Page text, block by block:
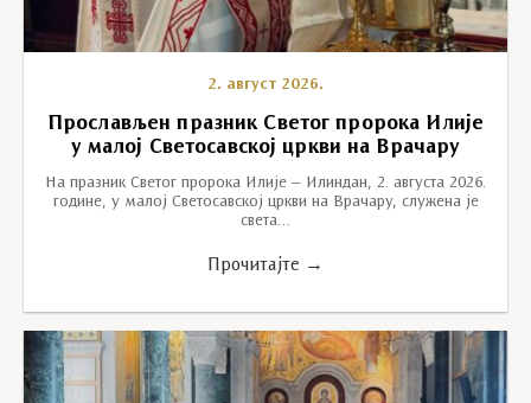
2. август 2026.
Прослављен празник Светог пророка Илије
у малој Светосавској цркви на Врачару
На празник Светог пророка Илије – Илиндан, 2. августа 2026.
године, у малој Светосавској цркви на Врачару, служена је
света…
Прочитајте →